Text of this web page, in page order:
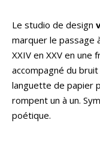
Le studio de design
marquer le passage
XXIV en XXV en
accompagné du
languette de papier
rompent un à un.
poétique.